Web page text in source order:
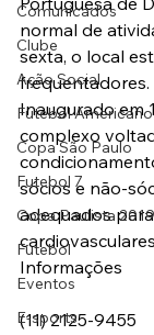
Comunicados
Clube
Ação Social
Futebol Americano
Copa São Paulo
Futebol 7
Copa Paulista 2019
Futebol
Eventos
E-sports
normal de
sexta, o local
frequentadores.
Inaugurado em
complexo
sócios e não-
adequados
Informações
(11) 2125-9455